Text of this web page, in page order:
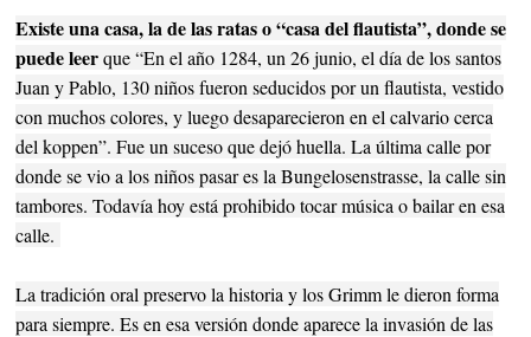
Existe una casa, la de las ratas o “casa del flautista”, donde se
puede leerque “En el año 1284, un 26 junio, el día de los santos
Juan y Pablo, 130 niños fueron seducidos por un flautista, vestido
con muchos colores, y luego desaparecieron en el calvario cerca
del koppen”. Fue un suceso que dejó huella. La última calle por
donde se vio a los niños pasar es la Bungelosenstrasse, la calle sin
tambores. Todavía hoy está prohibido tocar música o bailar en esa
calle.
La tradición oral preservo la historia y los Grimm le dieron forma
para siempre. Es en esa versión donde aparece la invasión de las